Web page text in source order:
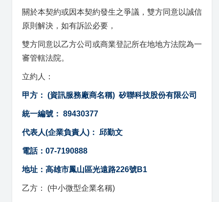
關於本契約或因本契約發生之爭議，雙方同意以誠信
原則解決，如有訴訟必要，
雙方同意以乙方公司或商業登記所在地地方法院為一
審管轄法院。
立約人：
甲方： (資訊服務廠商名稱) 矽聯科技股份有限公司
統一編號： 89430377
代表人(企業負責人)： 邱勤文
電話：07-7190888
地址：高雄市鳳山區光遠路226號B1
乙方： (中小微型企業名稱)